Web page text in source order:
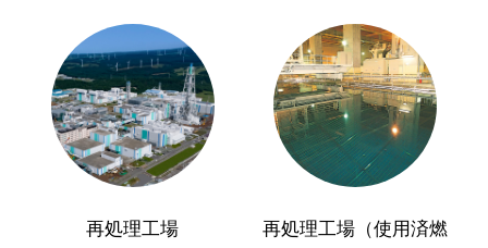
再処理工場
再処理工場（使用済燃